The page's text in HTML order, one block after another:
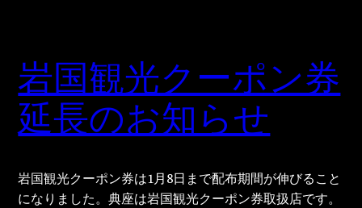
岩国観光クーポン券
延長のお知らせ
岩国観光クーポン券は1月8日まで配布期間が伸びること
になりました。典座は岩国観光クーポン券取扱店です。